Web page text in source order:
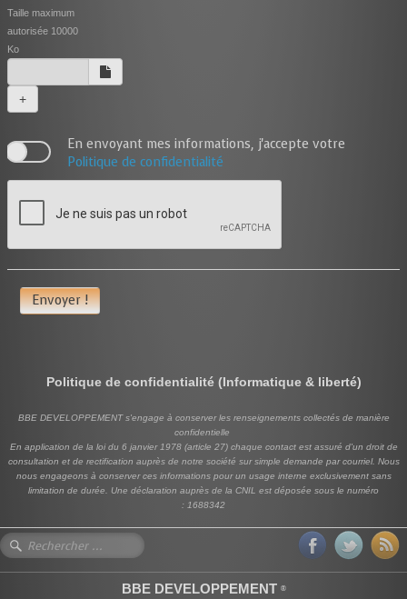
Taille maximum
autorisée 10000
Ko
+
En envoyant mes informations, j'accepte votre
Politique de confidentialité
Envoyer !
Politique de confidentialité (Informatique & liberté)
BBE DEVELOPPEMENT s'engage à conserver les renseignements collectés de manière
confidentielle
En application de la loi du 6 janvier 1978 (article 27) chaque contact est assuré d'un droit de
consultation et de rectification auprès de notre société sur simple demande par courriel. Nous
nous engageons à conserver ces informations pour un usage interne exclusivement sans
limitation de durée. Une déclaration auprès de la CNIL est déposée sous le numéro
: 1688342
BBE DEVELOPPEMENT ®